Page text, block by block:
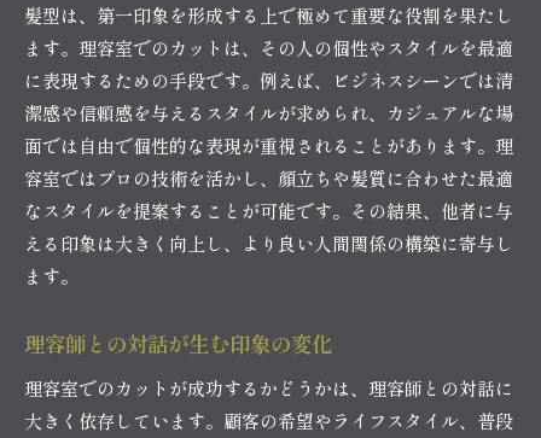
髪型は、第一印象を形成する上で極めて重要な役割を果たし
ます。理容室でのカットは、その人の個性やスタイルを最適
に表現するための手段です。例えば、ビジネスシーンでは清
潔感や信頼感を与えるスタイルが求められ、カジュアルな場
面では自由で個性的な表現が重視されることがあります。理
容室ではプロの技術を活かし、顔立ちや髪質に合わせた最適
なスタイルを提案することが可能です。その結果、他者に与
える印象は大きく向上し、より良い人間関係の構築に寄与し
ます。
理容師との対話が生む印象の変化
理容室でのカットが成功するかどうかは、理容師との対話に
大きく依存しています。顧客の希望やライフスタイル、普段